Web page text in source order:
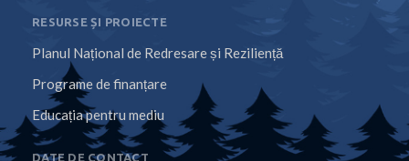
RESURSE ȘI PROIECTE
Planul Național de Redresare și Reziliență
Programe de finanțare
Educația pentru mediu
DATE DE CONTACT